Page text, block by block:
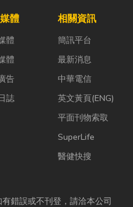
體
體
體
告
誌
相關資訊
簡訊平台
最新消息
中華電信
英文黃頁(ENG)
平面刊物索取
SuperLife
醫健快搜
錯誤或不刊登，請洽本公司